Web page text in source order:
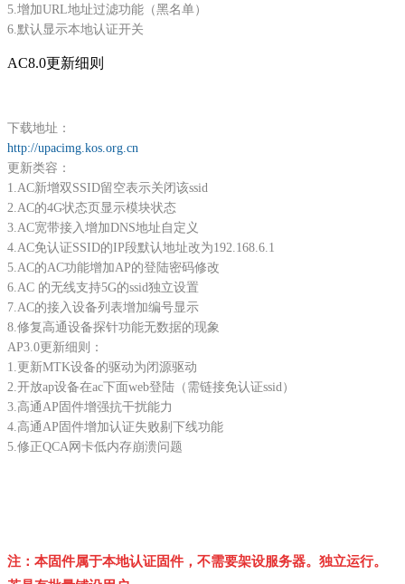
5.增加URL地址过滤功能（黑名单）
6.默认显示本地认证开关
AC8.0更新细则
下载地址：
http://upacimg.kos.org.cn
更新类容：
1.AC新增双SSID留空表示关闭该ssid
2.AC的4G状态页显示模块状态
3.AC宽带接入增加DNS地址自定义
4.AC免认证SSID的IP段默认地址改为192.168.6.1
5.AC的AC功能增加AP的登陆密码修改
6.AC 的无线支持5G的ssid独立设置
7.AC的接入设备列表增加编号显示
8.修复高通设备探针功能无数据的现象
AP3.0更新细则：
1.更新MTK设备的驱动为闭源驱动
2.开放ap设备在ac下面web登陆（需链接免认证ssid）
3.高通AP固件增强抗干扰能力
4.高通AP固件增加认证失败剔下线功能
5.修正QCA网卡低内存崩溃问题
注：本固件属于本地认证固件，不需要架设服务器。独立运行。